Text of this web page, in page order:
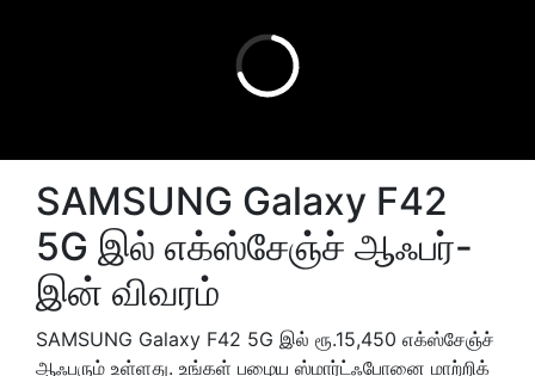
SAMSUNG Galaxy F42
5G இல் எக்ஸ்சேஞ்ச் ஆஃபர்-
இன் விவரம்
SAMSUNG Galaxy F42 5G இல் ரூ.15,450 எக்ஸ்சேஞ்ச்
ஆஃபரும் உள்ளது. உங்கள் பழைய ஸ்மார்ட்ஃபோனை மாற்றிக்